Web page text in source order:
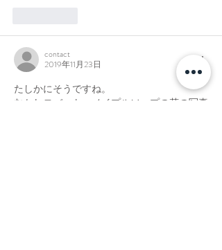
contact
2019年11月23日
たしかにそうですね。
むかしロバート・メイプルソープの花の写真